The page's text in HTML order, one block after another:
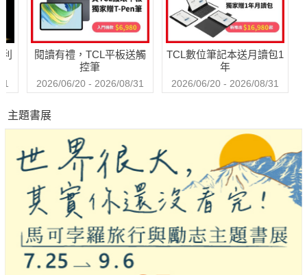
閱讀有禮，TCL平板送觸
控筆
2026/06/20 - 2026/08/31
TCL數位筆記本送月讀包1
年
2026/06/20 - 2026/08/31
主題書展